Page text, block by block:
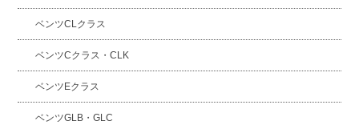
ベンツCLクラス
ベンツCクラス・CLK
ベンツEクラス
ベンツGLB・GLC